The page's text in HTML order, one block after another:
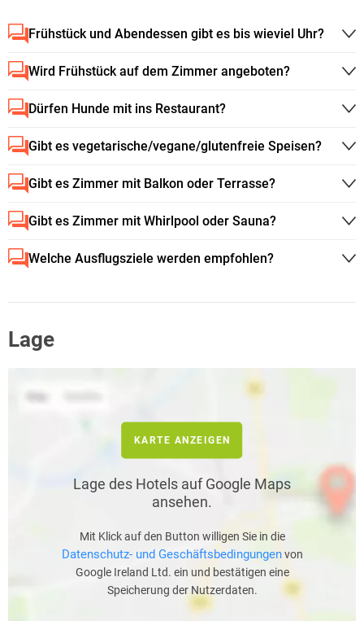
Frühstück und Abendessen gibt es bis wieviel Uhr?
Wird Frühstück auf dem Zimmer angeboten?
Dürfen Hunde mit ins Restaurant?
Gibt es vegetarische/vegane/glutenfreie Speisen?
Gibt es Zimmer mit Balkon oder Terrasse?
Gibt es Zimmer mit Whirlpool oder Sauna?
Welche Ausflugsziele werden empfohlen?
Lage
KARTE ANZEIGEN
Lage des Hotels auf Google Maps
ansehen.
Mit Klick auf den Button willigen Sie in die
Datenschutz- und Geschäftsbedingungenvon
Google Ireland Ltd. ein und bestätigen eine
Speicherung der Nutzerdaten.